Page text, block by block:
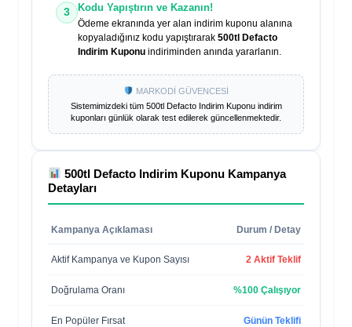
3 Kodu Yapıştırın ve Kazanın!
Ödeme ekranında yer alan indirim kuponu alanına
kopyaladığınız kodu yapıştırarak 500tl Defacto
Indirim Kuponu indiriminden anında yararlanın.
MARKODİ GÜVENCESİ
Sistemimizdeki tüm 500tl Defacto Indirim Kuponuindirim
kuponları günlük olarak test edilerek güncellenmektedir.
500tl Defacto Indirim Kuponu Kampanya
Detayları
Kampanya Açıklaması Durum / Detay
Aktif Kampanya ve Kupon Sayısı 2 Aktif Teklif
Doğrulama Oranı %100 Çalışıyor
En Popüler Fırsat Günün Teklifi